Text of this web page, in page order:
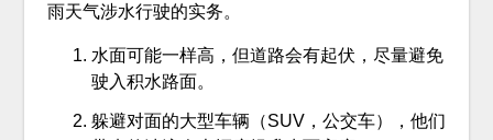
雨天气涉水行驶的实务。
水面可能一样高，但道路会有起伏，尽量避免
驶入积水路面。
躲避对面的大型车辆（SUV，公交车），他们